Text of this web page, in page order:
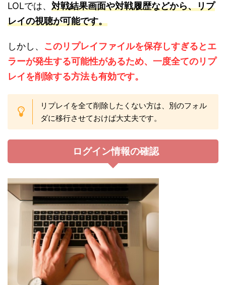
LOLでは、 対戦結果画面や対戦履歴などから、リプ
レイの視聴が可能です。
しかし、 このリプレイファイルを保存しすぎるとエ
ラーが発生する可能性があるため、一度全てのリプ
レイを削除する方法も有効です。
リプレイを全て削除したくない方は、別のフォル
ダに移行させておけば大丈夫です。
ログイン情報の確認